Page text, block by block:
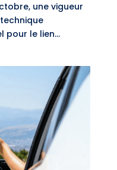
une vigueur
pour le lien...